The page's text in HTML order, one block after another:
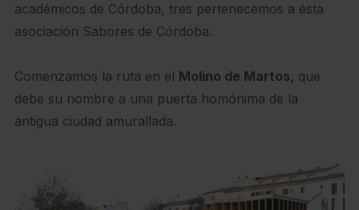
académicos de Córdoba, tres pertenecemos a ésta
asociación Sabores de Córdoba.
Comenzamos la ruta en el Molino de Martos, que
debe su nombre a una puerta homónima de la
antigua ciudad amurallada.